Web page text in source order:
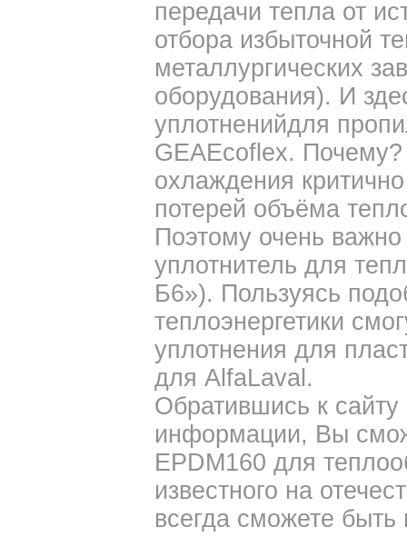
передачи тепла от
отбора избыточной
металлургических
оборудования). И
уплотненийдля
GEAEcoflex.
охлаждения
потерей объёма
Поэтому очень
уплотнитель для
Б6»). Пользуясь
теплоэнергетики
уплотнения для
для AlfaLaval.
Обратившись к
информации, Вы
EPDM160 для
известного на
всегда сможете